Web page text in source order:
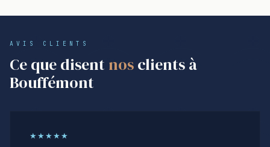
AVIS CLIENTS
Ce que disent nosclients à
Bouffémont
★★★★★